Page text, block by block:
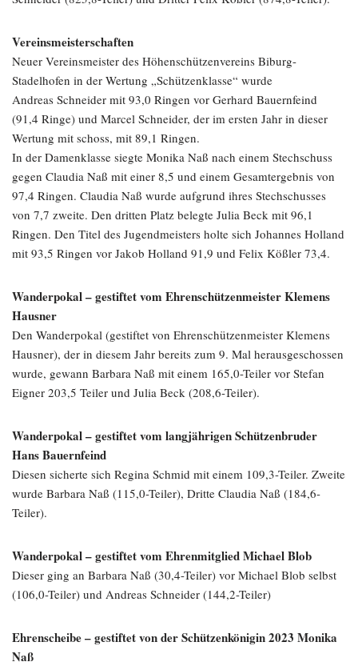
Vereinsmeisterschaften
Neuer Vereinsmeister des Höhenschützenvereins Biburg-
Stadelhofen in der Wertung „Schützenklasse“ wurde
Andreas Schneider mit 93,0 Ringen vor Gerhard Bauernfeind
(91,4 Ringe) und Marcel Schneider, der im ersten Jahr in dieser
Wertung mit schoss, mit 89,1 Ringen.
In der Damenklasse siegte Monika Naß nach einem Stechschuss
gegen Claudia Naß mit einer 8,5 und einem Gesamtergebnis von
97,4 Ringen. Claudia Naß wurde aufgrund ihres Stechschusses
von 7,7 zweite. Den dritten Platz belegte Julia Beck mit 96,1
Ringen. Den Titel des Jugendmeisters holte sich Johannes Holland
mit 93,5 Ringen vor Jakob Holland 91,9 und Felix Kößler 73,4.
Wanderpokal – gestiftet vom Ehrenschützenmeister Klemens
Hausner
Den Wanderpokal (gestiftet von Ehrenschützenmeister Klemens
Hausner), der in diesem Jahr bereits zum 9. Mal herausgeschossen
wurde, gewann Barbara Naß mit einem 165,0-Teiler vor Stefan
Eigner 203,5 Teiler und Julia Beck (208,6-Teiler).
Wanderpokal – gestiftet vom langjährigen Schützenbruder
Hans Bauernfeind
Diesen sicherte sich Regina Schmid mit einem 109,3-Teiler. Zweite
wurde Barbara Naß (115,0-Teiler), Dritte Claudia Naß (184,6-
Teiler).
Wanderpokal – gestiftet vom Ehrenmitglied Michael Blob
Dieser ging an Barbara Naß (30,4-Teiler) vor Michael Blob selbst
(106,0-Teiler) und Andreas Schneider (144,2-Teiler)
Ehrenscheibe – gestiftet von der Schützenkönigin 2023 Monika
Naß